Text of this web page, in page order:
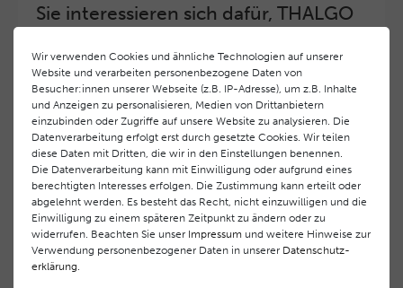
Sie interessieren sich dafür, THALGO
COSMETIC Partner und Depositär zu
werden?
Hohe Servicequalität und ein exzellentes Markenimage
haben bei
THALGO COSMETIC oberste Priorität.
Anspruchsvollen Endverbrauchern möchten wir ein
hohes Qualitätsniveau und gleichzeitig eine
überdurchschnittliche Behandlungs- und Serviceleistung
gewährleisten. Deshalb haben wir ein selektives
Vertriebssystem eingeführt. THALGO COSMETICPartner
werden auf diese Weise wirtschaftlich unterstützt,
während Endverbrauchern eine stets gleichbleibend hohe
Dienstleistungsqualität und ein innovatives Produkt- und
Behandlungsprogramm geboten wird.
Wir verwenden Cookies und ähnliche Technologien auf unserer
Website und verarbeiten personenbezogene Daten von
Besucher:innen unserer Webseite (z.B. IP-Adresse), um z.B. Inhalte
und Anzeigen zu personalisieren, Medien von Drittanbietern
einzubinden oder Zugriffe auf unsere Website zu analysieren. Die
Datenverarbeitung erfolgt erst durch gesetzte Cookies. Wir teilen
diese Daten mit Dritten, die wir in den Einstellungen benennen.
Die Datenverarbeitung kann mit Einwilligung oder aufgrund eines
berechtigten Interesses erfolgen. Die Zustimmung kann erteilt oder
abgelehnt werden. Es besteht das Recht, nicht einzuwilligen und die
Einwilligung zu einem späteren Zeitpunkt zu ändern oder zu
widerrufen. Beachten Sie unser Impressum und weitere Hinweise zur
Verwendung personenbezogener Daten in unserer Daten­schutz­
erklärung.